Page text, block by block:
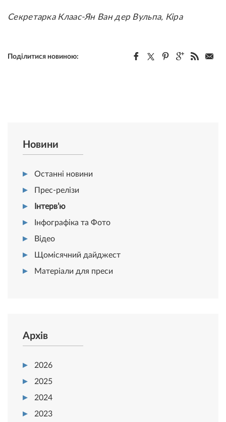
Секретарка Клаас-Ян Ван дер Вульпа, Кіра
Поділитися новиною:
Новини
Останні новини
Прес-релізи
Інтерв’ю
Інфографіка та Фото
Відео
Щомісячний дайджест
Матеріали для преси
Архів
2026
2025
2024
2023